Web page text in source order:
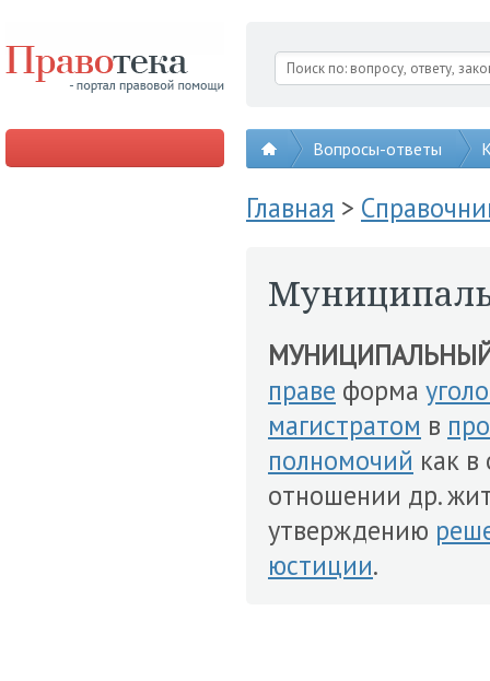
Вопросы-ответы
Главная >
праве форма
магистратом в
полномочий как
отношении др.
утверждению
юстиции.